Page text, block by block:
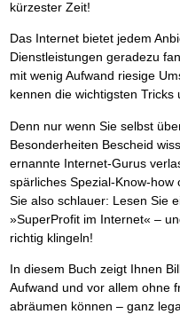
kürzester Zeit!
Das Internet bietet jedem
Dienstleistungen geradezu
mit wenig Aufwand riesige
kennen die wichtigsten Tricks
Denn nur wenn Sie selbst
Besonderheiten Bescheid
ernannte Internet-Gurus
spärliches Spezial-Know-
Sie also schlauer: Lesen Sie
»SuperProfit im Internet« –
richtig klingeln!
In diesem Buch zeigt Ihnen
Aufwand und vor allem ohne
abräumen können – ganz